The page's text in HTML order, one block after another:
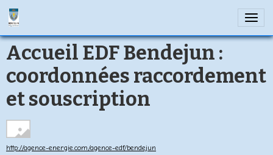
Accueil EDF Bendejun :
coordonnées raccordement
et souscription
http://agence-energie.com/agence-edf/bendejun